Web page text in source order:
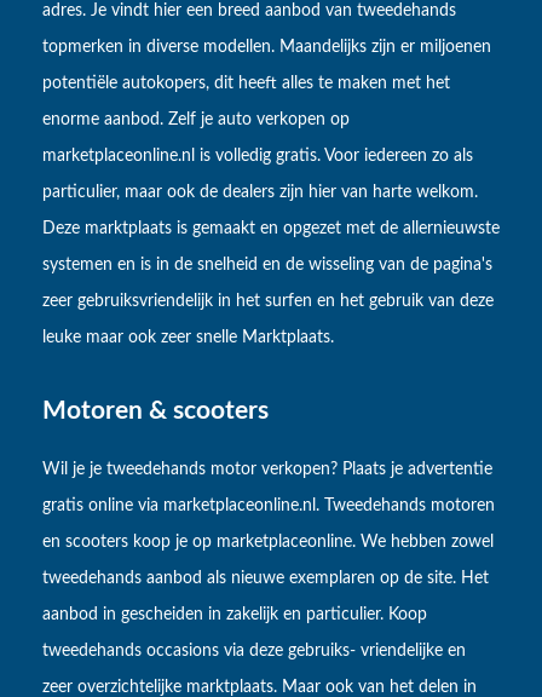
adres. Je vindt hier een breed aanbod van tweedehands
topmerken in diverse modellen. Maandelijks zijn er miljoenen
potentiële autokopers, dit heeft alles te maken met het
enorme aanbod. Zelf je auto verkopen op
marketplaceonline.nl is volledig gratis. Voor iedereen zo als
particulier, maar ook de dealers zijn hier van harte welkom.
Deze marktplaats is gemaakt en opgezet met de allernieuwste
systemen en is in de snelheid en de wisseling van de pagina's
zeer gebruiksvriendelijk in het surfen en het gebruik van deze
leuke maar ook zeer snelle Marktplaats.
Motoren & scooters
Wil je je tweedehands motor verkopen? Plaats je advertentie
gratis online via marketplaceonline.nl. Tweedehands motoren
en scooters koop je op marketplaceonline. We hebben zowel
tweedehands aanbod als nieuwe exemplaren op de site. Het
aanbod in gescheiden in zakelijk en particulier. Koop
tweedehands occasions via deze gebruiks- vriendelijke en
zeer overzichtelijke marktplaats. Maar ook van het delen in